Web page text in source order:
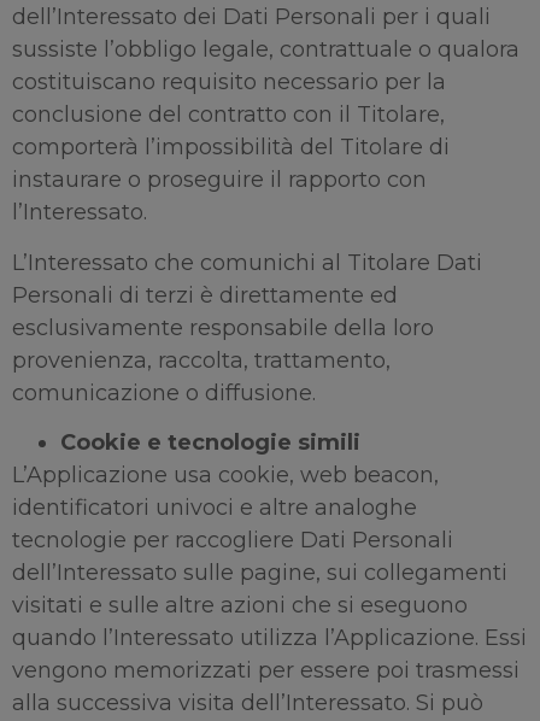
dell’Interessato dei Dati Personali per i quali
sussiste l’obbligo legale, contrattuale o qualora
costituiscano requisito necessario per la
conclusione del contratto con il Titolare,
comporterà l’impossibilità del Titolare di
instaurare o proseguire il rapporto con
l’Interessato.
L’Interessato che comunichi al Titolare Dati
Personali di terzi è direttamente ed
esclusivamente responsabile della loro
provenienza, raccolta, trattamento,
comunicazione o diffusione.
Cookie e tecnologie simili
L’Applicazione usa cookie, web beacon,
identificatori univoci e altre analoghe
tecnologie per raccogliere Dati Personali
dell’Interessato sulle pagine, sui collegamenti
visitati e sulle altre azioni che si eseguono
quando l’Interessato utilizza l’Applicazione. Essi
vengono memorizzati per essere poi trasmessi
alla successiva visita dell’Interessato. Si può